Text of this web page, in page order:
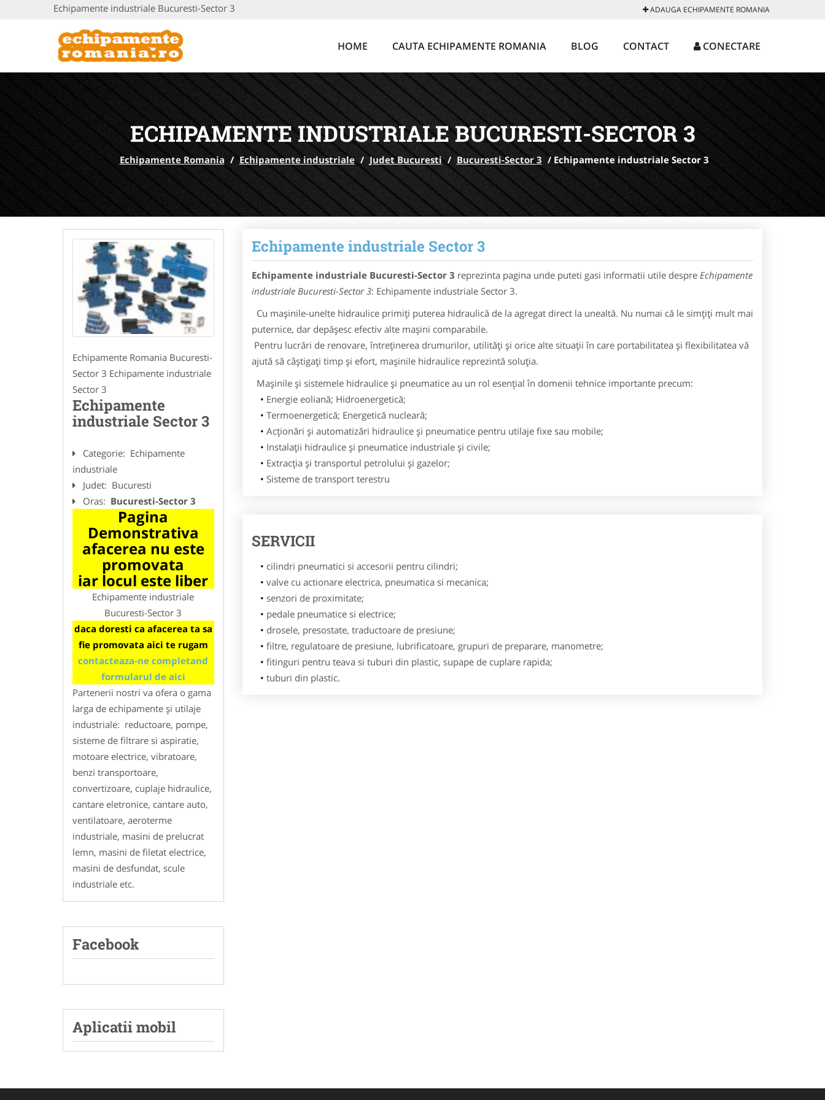
Echipamente industriale Bucuresti-Sector 3 ADAUGA ECHIPAMENTE ROMANIA
HOME CAUTA ECHIPAMENTE ROMANIA BLOG CONTACT CONECTARE
ECHIPAMENTE INDUSTRIALE BUCURESTI-SECTOR 3
Echipamente Romania / Echipamente industriale / Judet Bucuresti / Bucuresti-Sector 3 /Echipamente industriale Sector 3
Echipamente Romania Bucuresti-
Sector 3 Echipamente industriale
Sector 3
Echipamente
industriale Sector 3
Categorie: Echipamente
industriale
Judet: Bucuresti
Oras: Bucuresti-Sector 3
Pagina
Demonstrativa
afacerea nu este
promovata
iar locul este liber
Echipamente industriale
Bucuresti-Sector 3
daca doresti ca afacerea ta sa
fie promovata aici te rugam
contacteaza-ne completand
formularul de aici
Partenerii nostri va ofera o gama
larga de echipamente și utilaje
industriale: reductoare, pompe,
sisteme de filtrare si aspiratie,
motoare electrice, vibratoare,
benzi transportoare,
convertizoare, cuplaje hidraulice,
cantare eletronice, cantare auto,
ventilatoare, aeroterme
industriale, masini de prelucrat
lemn, masini de filetat electrice,
masini de desfundat, scule
industriale etc.
Facebook
Aplicatii mobil
Echipamente industriale Sector 3
Echipamente industriale Bucuresti-Sector 3 reprezinta pagina unde puteti gasi informatii utile despre Echipamente
industriale Bucuresti-Sector 3: Echipamente industriale Sector 3.
Cu maşinile-unelte hidraulice primiţi puterea hidraulică de la agregat direct la unealtă. Nu numai că le simţiţi mult mai
puternice, dar depăşesc efectiv alte maşini comparabile.
Pentru lucrări de renovare, întreţinerea drumurilor, utilităţi şi orice alte situaţii în care portabilitatea şi flexibilitatea vă
ajută să câştigaţi timp şi efort, maşinile hidraulice reprezintă soluţia.
Maşinile şi sistemele hidraulice şi pneumatice au un rol esenţial în domenii tehnice importante precum:
Energie eoliană; Hidroenergetică;
Termoenergetică; Energetică nucleară;
Acţionări şi automatizări hidraulice şi pneumatice pentru utilaje fixe sau mobile;
Instalaţii hidraulice şi pneumatice industriale şi civile;
Extracţia şi transportul petrolului şi gazelor;
Sisteme de transport terestru
SERVICII
cilindri pneumatici si accesorii pentru cilindri;
valve cu actionare electrica, pneumatica si mecanica;
senzori de proximitate;
pedale pneumatice si electrice;
drosele, presostate, traductoare de presiune;
filtre, regulatoare de presiune, lubrificatoare, grupuri de preparare, manometre;
fitinguri pentru teava si tuburi din plastic, supape de cuplare rapida;
tuburi din plastic.